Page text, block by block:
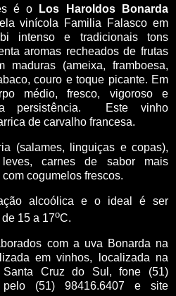
é o
Los Haroldos Bonarda
vinícola Familia Falasco em
intenso e tradicionais tons
aromas recheados de frutas
maduras (ameixa, framboesa,
couro e toque picante. Em
médio, fresco, vigoroso e
persistência.
Este vinho
de carvalho francesa.
(salames, linguiças e copas),
carnes de sabor mais
cogumelos frescos.
alcoólica e o ideal é ser
15 a 17oC.
com a uva Bonarda na
em vinhos, localizada na
Cruz do Sul, fone (51)
pelo (51) 98416.6407 e site